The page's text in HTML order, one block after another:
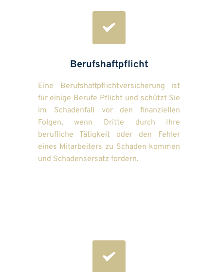
Berufshaftpflicht
Eine Berufshaftpflichtversicherung ist
für einige Berufe Pflicht und schützt Sie
im Schadenfall vor den finanziellen
Folgen, wenn Dritte durch Ihre
berufliche Tätigkeit oder den Fehler
eines Mitarbeiters zu Schaden kommen
und Schadensersatz fordern.